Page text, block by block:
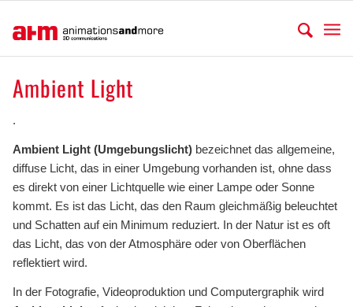
Ambient Light
.
Ambient Light (Umgebungslicht)bezeichnet das allgemeine,
diffuse Licht, das in einer Umgebung vorhanden ist, ohne dass
es direkt von einer Lichtquelle wie einer Lampe oder Sonne
kommt. Es ist das Licht, das den Raum gleichmäßig beleuchtet
und Schatten auf ein Minimum reduziert. In der Natur ist es oft
das Licht, das von der Atmosphäre oder von Oberflächen
reflektiert wird.
In der Fotografie, Videoproduktion und Computergraphik wird